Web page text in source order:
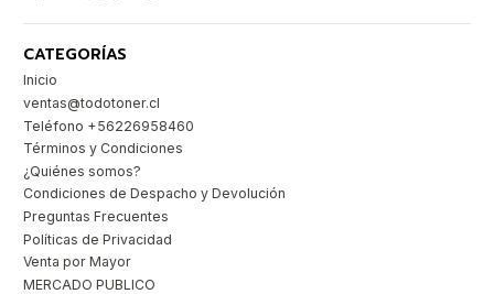
CATEGORÍAS
Inicio
ventas@todotoner.cl
Teléfono +56226958460
Términos y Condiciones
¿Quiénes somos?
Condiciones de Despacho y Devolución
Preguntas Frecuentes
Políticas de Privacidad
Venta por Mayor
MERCADO PUBLICO